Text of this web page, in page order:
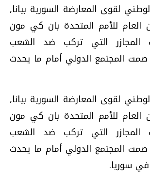
لقوى المعارضة السورية بيانا,
العام للأمم المتحدة بان كي مون
المجازر التي تركب ضد الشعب
صمت المجتمع الدولي أمام ما يحدث
لقوى المعارضة السورية بيانا,
العام للأمم المتحدة بان كي مون
المجازر التي تركب ضد الشعب
صمت المجتمع الدولي أمام ما يحدث
سوريا.